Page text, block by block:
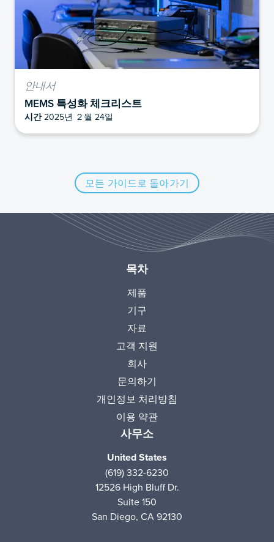
안내서
MEMS 특성화 체크리스트
시간2025년 ２월 24일
모든 가이드로 돌아가기
목차
제품
기구
자료
고객 지원
회사
문의하기
개인정보 처리방침
이용 약관
사무소
United States
(619) 332-6230
12526 High Bluff Dr.
Suite 150
San Diego, CA 92130